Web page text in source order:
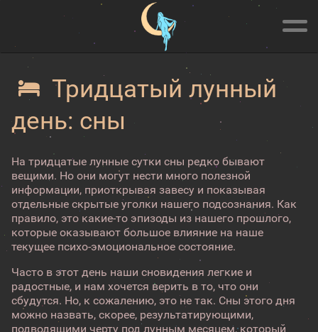
Тридцатый лунный
день: сны
На тридцатые лунные сутки сны редко бывают
вещими. Но они могут нести много полезной
информации, приоткрывая завесу и показывая
отдельные скрытые уголки нашего подсознания. Как
правило, это какие-то эпизоды из нашего прошлого,
которые оказывают большое влияние на наше
текущее психо-эмоциональное состояние.
Часто в этот день наши сновидения легкие и
радостные, и нам хочется верить в то, что они
сбудутся. Но, к сожалению, это не так. Сны этого дня
можно назвать, скорее, результатирующими,
подводящими черту под лунным месяцем, который